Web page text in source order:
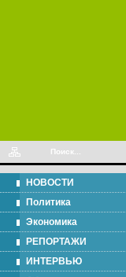
НОВОСТИ
Политика
Экономика
РЕПОРТАЖИ
ИНТЕРВЬЮ